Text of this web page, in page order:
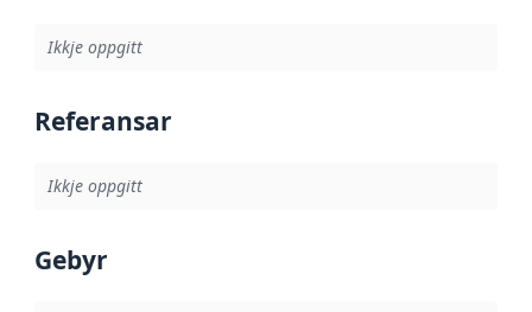
Ikkje oppgitt
Referansar
Ikkje oppgitt
Gebyr